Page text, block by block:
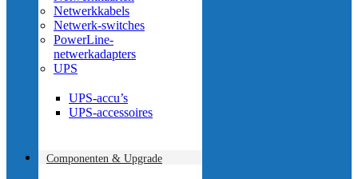
Netwerkkabels
Netwerk-switches
PowerLine-
netwerkadapters
UPS
UPS-accu’s
UPS-accessoires
Componenten & Upgrade